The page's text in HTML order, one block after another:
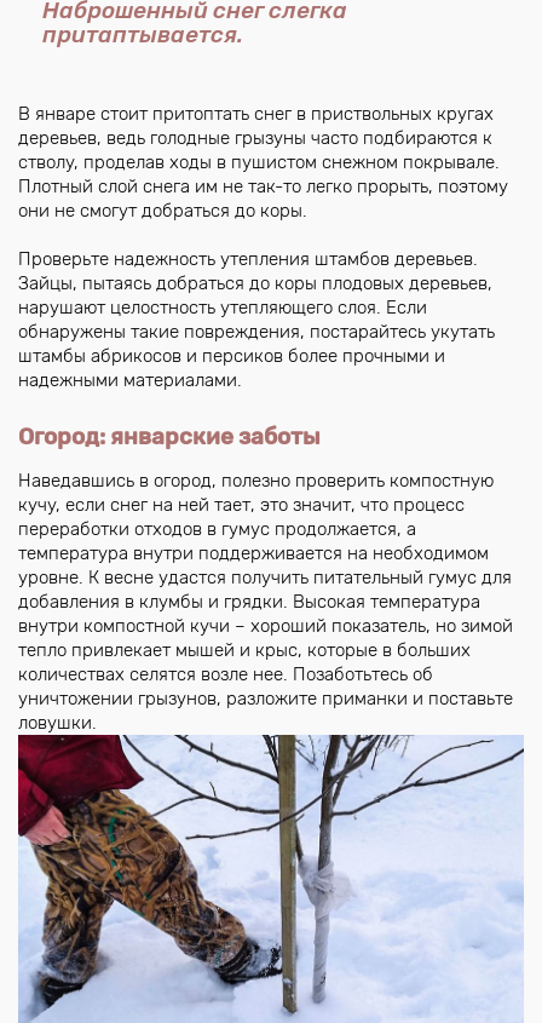
Наброшенный снег слегка
притаптывается.
В январе стоит притоптать снег в приствольных кругах
деревьев, ведь голодные грызуны часто подбираются к
стволу, проделав ходы в пушистом снежном покрывале.
Плотный слой снега им не так-то легко прорыть, поэтому
они не смогут добраться до коры.
Проверьте надежность утепления штамбов деревьев.
Зайцы, пытаясь добраться до коры плодовых деревьев,
нарушают целостность утепляющего слоя. Если
обнаружены такие повреждения, постарайтесь укутать
штамбы абрикосов и персиков более прочными и
надежными материалами.
Огород: январские заботы
Наведавшись в огород, полезно проверить компостную
кучу, если снег на ней тает, это значит, что процесс
переработки отходов в гумус продолжается, а
температура внутри поддерживается на необходимом
уровне. К весне удастся получить питательный гумус для
добавления в клумбы и грядки. Высокая температура
внутри компостной кучи – хороший показатель, но зимой
тепло привлекает мышей и крыс, которые в больших
количествах селятся возле нее. Позаботьтесь об
уничтожении грызунов, разложите приманки и поставьте
ловушки.